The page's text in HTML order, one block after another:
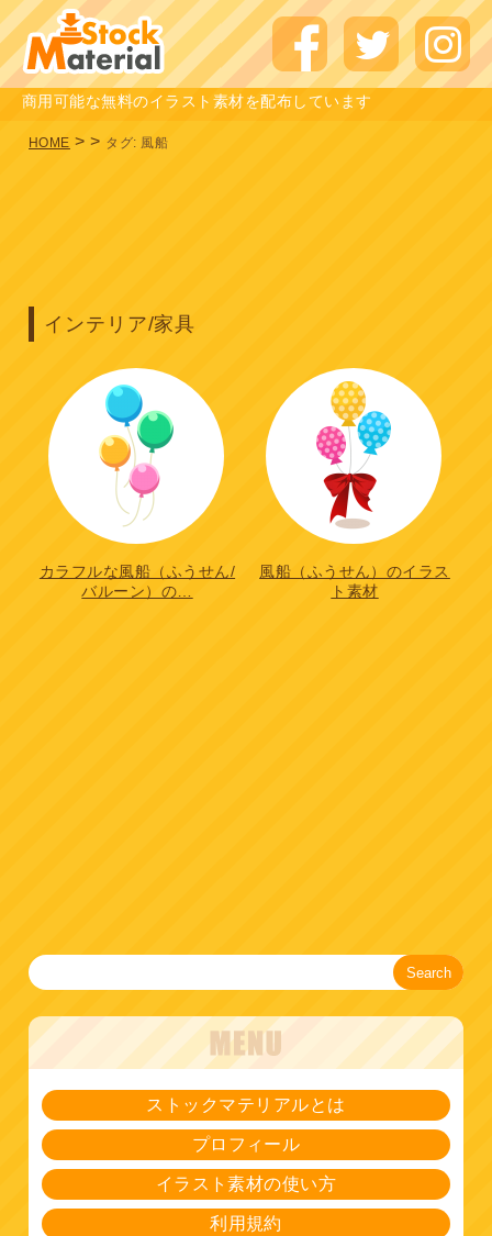
商用可能な無料のイラスト素材を配布しています
HOME >> タグ: 風船
インテリア/家具
カラフルな風船（ふうせん/
バルーン）の…
風船（ふうせん）のイラス
ト素材
Search
ストックマテリアルとは
プロフィール
イラスト素材の使い方
利用規約